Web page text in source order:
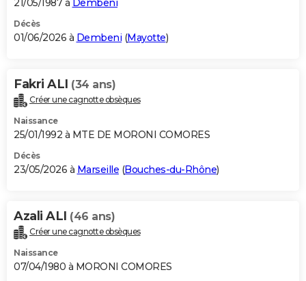
21/05/1987 à Dembeni
Décès
01/06/2026 à Dembeni (Mayotte)
Fakri ALI (34 ans)
Créer une cagnotte obsèques
Naissance
25/01/1992 à MTE DE MORONI COMORES
Décès
23/05/2026 à Marseille (Bouches-du-Rhône)
Azali ALI (46 ans)
Créer une cagnotte obsèques
Naissance
07/04/1980 à MORONI COMORES